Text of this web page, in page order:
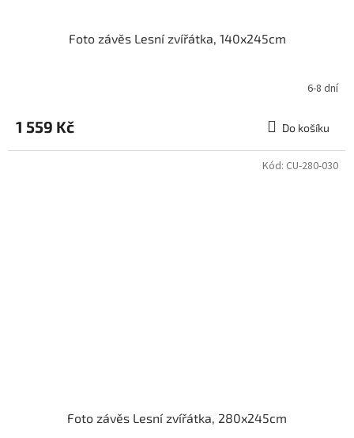
Foto závěs Lesní zvířátka, 140x245cm
6-8 dní
1 559 Kč Do košíku
Foto závěs Lesní zvířátka, 280x245cm
Kód: CU-280-030